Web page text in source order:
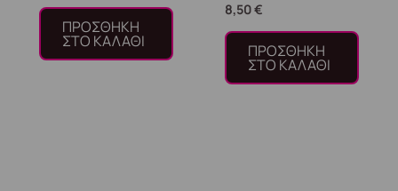
ΠΡΟΣΘΉΚΗ
ΣΤΟ ΚΑΛΆΘΙ
8,50€
ΠΡΟΣΘΉΚΗ
ΣΤΟ ΚΑΛΆΘΙ